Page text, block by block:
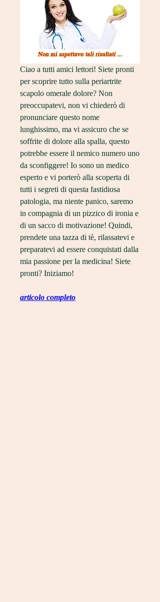
Ciao a tutti amici lettori! Siete pronti
per scoprire tutto sulla periartrite
scapolo omerale dolore? Non
preoccupatevi, non vi chiederò di
pronunciare questo nome
lunghissimo, ma vi assicuro che se
soffrite di dolore alla spalla, questo
potrebbe essere il nemico numero uno
da sconfiggere! Io sono un medico
esperto e vi porterò alla scoperta di
tutti i segreti di questa fastidiosa
patologia, ma niente panico, saremo
in compagnia di un pizzico di ironia e
di un sacco di motivazione! Quindi,
prendete una tazza di tè, rilassatevi e
preparatevi ad essere conquistati dalla
mia passione per la medicina! Siete
pronti? Iniziamo!
articolo completo